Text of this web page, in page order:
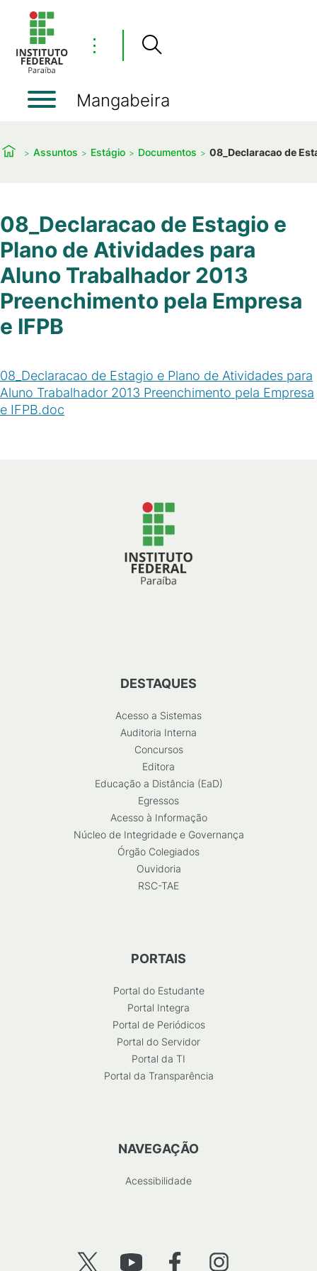
⋮
Mangabeira
Assuntos Estágio Documentos 08_Declaracao de
08_Declaracao de Estagio e
Plano de Atividades para
Aluno Trabalhador 2013
Preenchimento pela Empresa
e IFPB
08_Declaracao de Estagio e Plano de Atividades para
Aluno Trabalhador 2013 Preenchimento pela Empresa
e IFPB.doc
DESTAQUES
Acesso a Sistemas
Auditoria Interna
Concursos
Editora
Educação a Distância (EaD)
Egressos
Acesso à Informação
Núcleo de Integridade e Governança
Órgão Colegiados
Ouvidoria
RSC-TAE
PORTAIS
Portal do Estudante
Portal Integra
Portal de Periódicos
Portal do Servidor
Portal da TI
Portal da Transparência
NAVEGAÇÃO
Acessibilidade